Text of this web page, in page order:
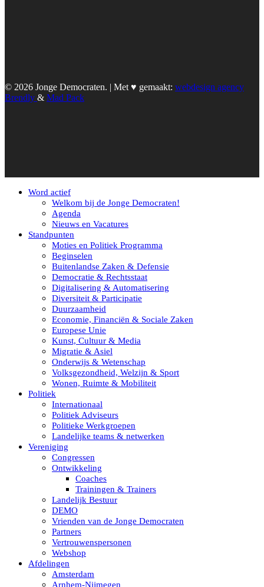
© 2026 Jonge Democraten. | Met ♥︎ gemaakt: webdesign agency
Brendly & Mad Pack
Word actief
Welkom bij de Jonge Democraten!
Agenda
Nieuws en Vacatures
Standpunten
Moties en Politiek Programma
Beginselen
Buitenlandse Zaken & Defensie
Democratie & Rechtsstaat
Digitalisering & Automatisering
Diversiteit & Participatie
Duurzaamheid
Economie, Financiën & Sociale Zaken
Europese Unie
Kunst, Cultuur & Media
Migratie & Asiel
Onderwijs & Wetenschap
Volksgezondheid, Welzijn & Sport
Wonen, Ruimte & Mobiliteit
Politiek
Internationaal
Politiek Adviseurs
Politieke Werkgroepen
Landelijke teams & netwerken
Vereniging
Congressen
Ontwikkeling
Coaches
Trainingen & Trainers
Landelijk Bestuur
DEMO
Vrienden van de Jonge Democraten
Partners
Vertrouwenspersonen
Webshop
Afdelingen
Amsterdam
Arnhem-Nijmegen